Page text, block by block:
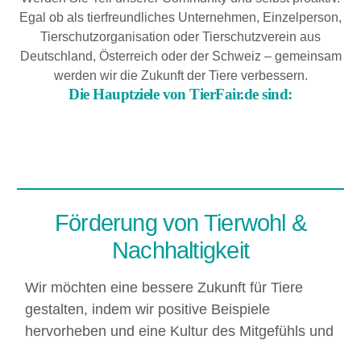
Egal ob als tierfreundliches Unternehmen, Einzelperson,
Tierschutzorganisation oder Tierschutzverein aus
Deutschland, Österreich oder der Schweiz – gemeinsam
werden wir die Zukunft der Tiere verbessern.
Die Hauptziele von TierFair.de sind:
Förderung von Tierwohl &
Nachhaltigkeit
Wir möchten eine bessere Zukunft für Tiere
gestalten, indem wir positive Beispiele
hervorheben und eine Kultur des Mitgefühls und